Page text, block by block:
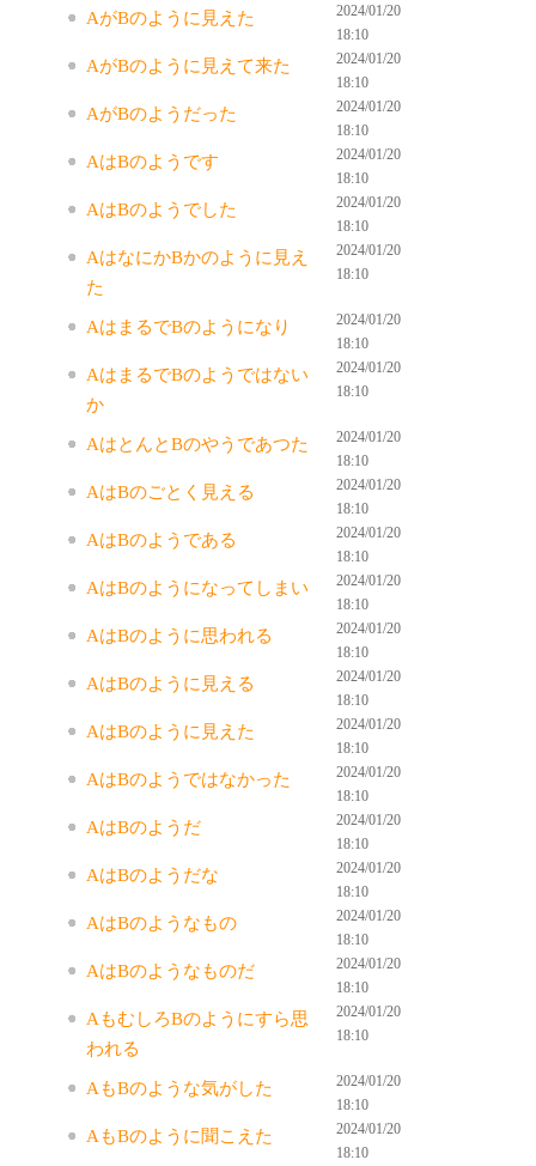
AがBのように見えた
2024/01/20
18:10
AがBのように見えて来た
2024/01/20
18:10
AがBのようだった
2024/01/20
18:10
AはBのようです
2024/01/20
18:10
AはBのようでした
2024/01/20
18:10
AはなにかBかのように見え
た
2024/01/20
18:10
AはまるでBのようになり
2024/01/20
18:10
AはまるでBのようではない
か
2024/01/20
18:10
AはとんとBのやうであつた
2024/01/20
18:10
AはBのごとく見える
2024/01/20
18:10
AはBのようである
2024/01/20
18:10
AはBのようになってしまい
2024/01/20
18:10
AはBのように思われる
2024/01/20
18:10
AはBのように見える
2024/01/20
18:10
AはBのように見えた
2024/01/20
18:10
AはBのようではなかった
2024/01/20
18:10
AはBのようだ
2024/01/20
18:10
AはBのようだな
2024/01/20
18:10
AはBのようなもの
2024/01/20
18:10
AはBのようなものだ
2024/01/20
18:10
AもむしろBのようにすら思
われる
2024/01/20
18:10
AもBのような気がした
2024/01/20
18:10
AもBのように聞こえた
2024/01/20
18:10